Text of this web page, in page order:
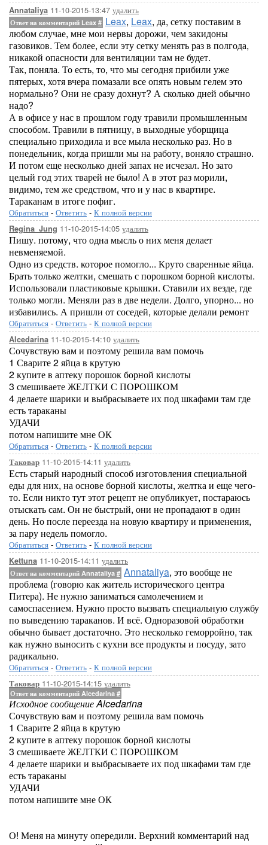
Annataliya 11-10-2015-13:47 удалить
Ответ на комментарий Leax # Leax, Leax, да, сетку поставим в
любом случае, мне мои нервы дорожи, чем закидоны
газовиков. Тем более, если эту сетку менять раз в полгода,
никакой опасности для вентиляции там не будет.
Так, поняла. То есть, то, что мы сегодня прибили уже
пятерых, хотя вчера помазали все опять новым гелем это
нормально? Они не сразу дохнут? А сколько дней обычно
надо?
А в офисе у нас в прошлом году травили промышленным
способом. Травили в пятницу, в выходные уборщица
специально приходила и все мыла несколько раз. Но в
понедельник, когда пришли мы на работу, воняло страшно.
И потом еще несколько дней запах не исчезал. Но зато
целый год этих тварей не было! А в этот раз морили,
видимо, тем же средством, что и у нас в квартире.
Тараканам в итоге пофиг.
Обратиться - Ответить - К полной версии
Regina_Jung 11-10-2015-14:05 удалить
Пишу. потому, что одна мысль о них меня делает
невменяемой.
Одно из средств. которое помогло... Круто сваренные яйца.
Брать только желтки, смешать с порошком борной кислоты.
Использовали пластиковые крышки. Ставили их везде, где
только могли. Меняли раз в две недели. Долго, упорно... но
избавились. А пришли от соседей, которые делали ремонт
Обратиться - Ответить - К полной версии
Alcedarina 11-10-2015-14:10 удалить
Сочувствую вам и поэтому решила вам помочь
1 Сварите 2 яйца в крутую
2 купите в аптеку порошок борной кислоты
3 смешиваете ЖЕЛТКИ С ПОРОШКОМ
4 делаете шарики и выбрасываете их под шкафами там где
есть тараканы
УДАЧИ
потом напишите мне ОК
Обратиться - Ответить - К полной версии
Таковар 11-10-2015-14:11 удалить
Есть старый народный способ изготовления специальной
еды для них, на основе борной кислоты, желтка и еще чего-
то. Если никто тут этот рецепт не опубликует, постараюсь
отыскать сам. Он не быстрый, они не пропадают в один
день. Но после переезда на новую квартиру и применения,
за пару недель помогло.
Обратиться - Ответить - К полной версии
Kettuna 11-10-2015-14:11 удалить
Ответ на комментарий Annataliya # Annataliya, это вообще не
проблема (говорю как житель исторического центра
Питера). Не нужно заниматься самолечением и
самоспасением. Нужно просто вызвать специальную службу
по выведению тараканов. И всё. Одноразовой обработки
обычно бывает достаточно. Это несколько геморройно, так
как нужно выносить с кухни все продукты и посуду, зато
радикально.
Обратиться - Ответить - К полной версии
Таковар 11-10-2015-14:15 удалить
Ответ на комментарий Alcedarina #
Исходное сообщение Alcedarina
Сочувствую вам и поэтому решила вам помочь
1 Сварите 2 яйца в крутую
2 купите в аптеку порошок борной кислоты
3 смешиваете ЖЕЛТКИ С ПОРОШКОМ
4 делаете шарики и выбрасываете их под шкафами там где
есть тараканы
УДАЧИ
потом напишите мне ОК
О! Меня на минуту опередили. Верхний комментарий над